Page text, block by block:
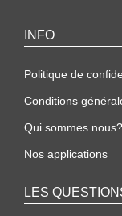
INFO
Politique de
Conditions
Qui sommes nous?
Nos applications
LES